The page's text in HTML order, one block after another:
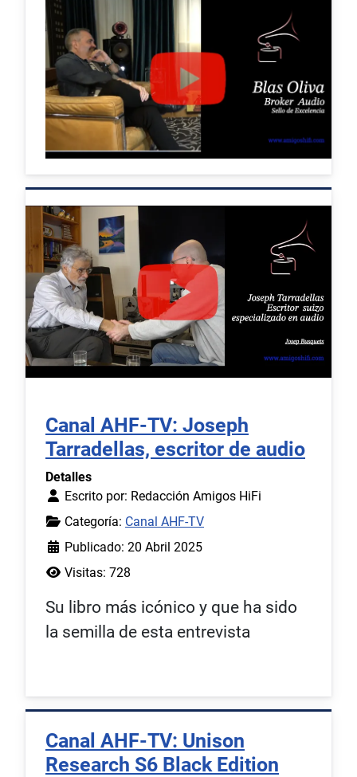
Canal AHF-TV: Joseph
Tarradellas, escritor de audio
Detalles
Escrito por: Redacción Amigos HiFi
Categoría: Canal AHF-TV
Publicado: 20 Abril 2025
Visitas: 728
Su libro más icónico y que ha sido
la semilla de esta entrevista
Canal AHF-TV: Unison
Research S6 Black Edition